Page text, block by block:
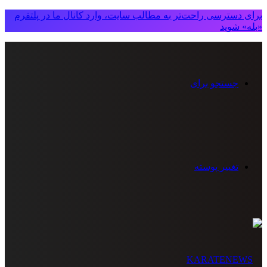
برای دسترسی راحت‌تر به مطالب سایت، وارد کانال ما در پلتفرم
«بله» شوید
جستجو برای
تغییر پوسته